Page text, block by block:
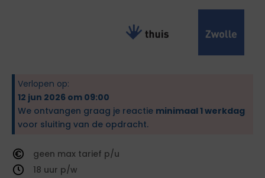
Verlopen op:
12 jun 2026 om 09:00
We ontvangen graag je reactie minimaal 1 werkdag
voor sluiting van de opdracht.
geen
tarief
18